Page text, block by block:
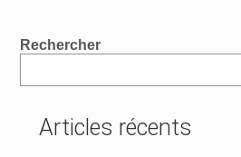
Blog
Rechercher
Articles récents